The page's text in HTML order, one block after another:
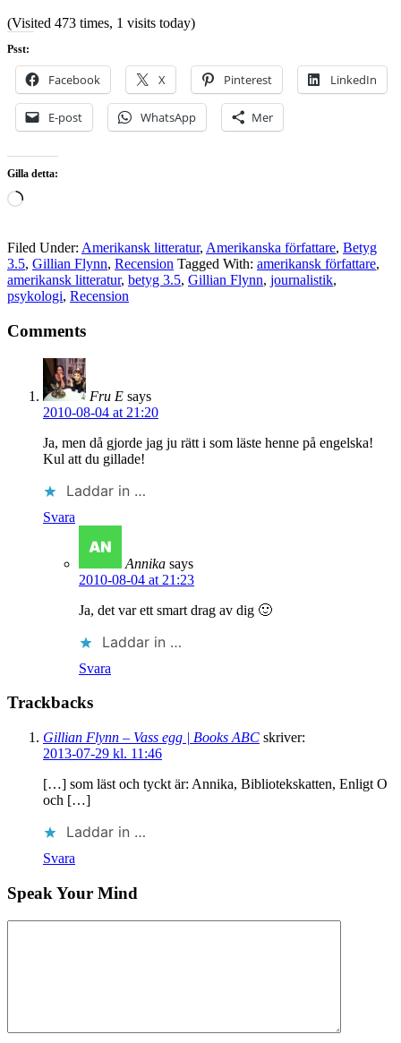
(Visited 473 times, 1 visits today)
Psst:
Facebook X Pinterest LinkedIn
E-post WhatsApp Mer
Gilla detta:
Laddar
Filed Under: Amerikansk litteratur, Amerikanska författare, Betyg
3.5, Gillian Flynn, Recension Tagged With: amerikansk författare,
amerikansk litteratur, betyg 3.5, Gillian Flynn, journalistik,
psykologi, Recension
Comments
Fru E says
2010-08-04 at 21:20
Ja, men då gjorde jag ju rätt i som läste henne på engelska!
Kul att du gillade!
Laddar in …
Svara
Annika says
2010-08-04 at 21:23
Ja, det var ett smart drag av dig 🙂
Laddar in …
Svara
Trackbacks
Gillian Flynn – Vass egg | Books ABC skriver:
2013-07-29 kl. 11:46
[…] som läst och tyckt är: Annika, Bibliotekskatten, Enligt O
och […]
Laddar in …
Svara
Speak Your Mind